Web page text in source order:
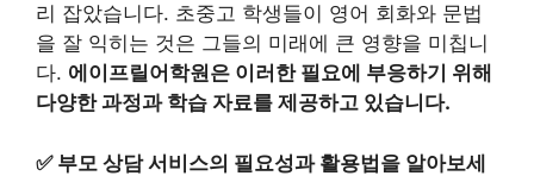
리 잡았습니다. 초중고 학생들이 영어 회화와 문법
을 잘 익히는 것은 그들의 미래에 큰 영향을 미칩니
다. 에이프릴어학원은 이러한 필요에 부응하기 위해
다양한 과정과 학습 자료를 제공하고 있습니다.
✅ 부모 상담 서비스의 필요성과 활용법을 알아보세